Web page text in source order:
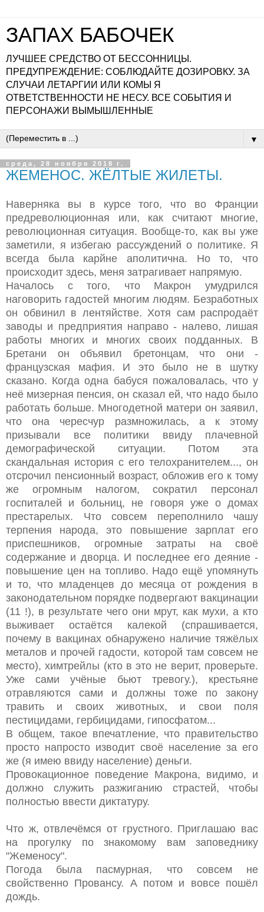
ЗАПАХ БАБОЧЕК
ЛУЧШЕЕ СРЕДСТВО ОТ БЕССОННИЦЫ.
ПРЕДУПРЕЖДЕНИЕ: СОБЛЮДАЙТЕ ДОЗИРОВКУ. ЗА
СЛУЧАИ ЛЕТАРГИИ ИЛИ КОМЫ Я
ОТВЕТСТВЕННОСТИ НЕ НЕСУ. ВСЕ СОБЫТИЯ И
ПЕРСОНАЖИ ВЫМЫШЛЕННЫЕ
▼
среда, 28 ноября 2018 г.
ЖЕМЕНОС. ЖЁЛТЫЕ ЖИЛЕТЫ.
Наверняка вы в курсе того, что во Франции
предреволюционная или, как считают многие,
революционная ситуация. Вообще-то, как вы уже
заметили, я избегаю рассуждений о политике. Я
всегда была карйне аполитична. Но то, что
происходит здесь, меня затрагивает напрямую.
Началось с того, что Макрон умудрился
наговорить гадостей многим людям. Безработных
он обвинил в лентяйстве. Хотя сам распродаёт
заводы и предприятия направо - налево, лишая
работы многих и многих своих подданных. В
Бретани он объявил бретонцам, что они -
французская мафия. И это было не в шутку
сказано. Когда одна бабуся пожаловалась, что у
неё мизерная пенсия, он сказал ей, что надо было
работать больше. Многодетной матери он заявил,
что она чересчур размножилась, а к этому
призывали все политики ввиду плачевной
демографической ситуации. Потом эта
скандальная история с его телохранителем..., он
отсрочил пенсионный возраст, обложив его к тому
же огромным налогом, сократил персонал
госпиталей и больниц, не говоря уже о домах
престарелых. Что совсем переполнило чашу
терпения народа, это повышение зарплат его
приспешников, огромные затраты на своё
содержание и дворца. И последнее его деяние -
повышение цен на топливо. Надо ещё упомянуть
и то, что младенцев до месяца от рождения в
законодательном порядке подвергают вакцинации
(11 !), в результате чего они мрут, как мухи, а кто
выживает остаётся калекой (спрашивается,
почему в вакцинах обнаружено наличие тяжёлых
металов и прочей гадости, которой там совсем не
место), химтрейлы (кто в это не верит, проверьте.
Уже сами учёные бьют тревогу.), крестьяне
отравляются сами и должны тоже по закону
травить и своих животных, и свои поля
пестицидами, гербицидами, гипосфатом...
В общем, такое впечатление, что правительство
просто напросто изводит своё население за его
же (я имею ввиду население) деньги.
Провокационное поведение Макрона, видимо, и
должно служить разжиганию страстей, чтобы
полностью ввести диктатуру.
Что ж, отвлечёмся от грустного. Приглашаю вас
на прогулку по знакомому вам заповеднику
"Жеменосу".
Погода была пасмурная, что совсем не
свойственно Провансу. А потом и вовсе пошёл
дождь.